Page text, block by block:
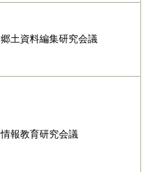
郷土資料編集研究会議
情報教育研究会議